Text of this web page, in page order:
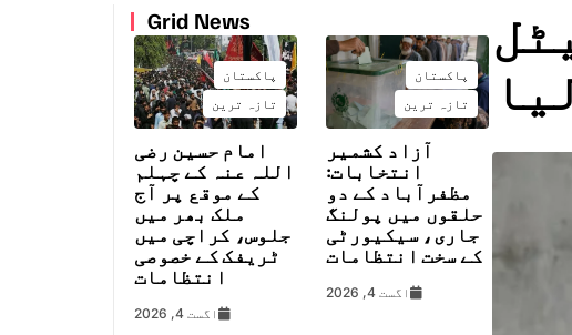
Grid News
پاکستان
تازہ ترین
آزاد کشمیر
انتخابات:
مظفرآباد کے دو
حلقوں میں پولنگ
جاری، سیکیورٹی
کے سخت انتظامات
اگست 4, 2026
پاکستان
تازہ ترین
امام حسین رضی
اللہ عنہ کے چہلم
کے موقع پر آج
ملک بھر میں
جلوس، کراچی میں
ٹریفک کے خصوصی
انتظامات
اگست 4, 2026